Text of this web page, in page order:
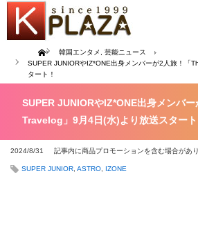
Home 韓国エンタメ
芸能ニュース
SUPER JUNIORやIZ*ONE出身メンバーが2人旅！「
タート！
SUPER JUNIORやIZ*ONE出身メンバ
Travelog」9月4日(水)より放送スタート
2024/8/31 記事内に商品プロモーションを含む場合があ
SUPER JUNIOR ASTRO IZONE